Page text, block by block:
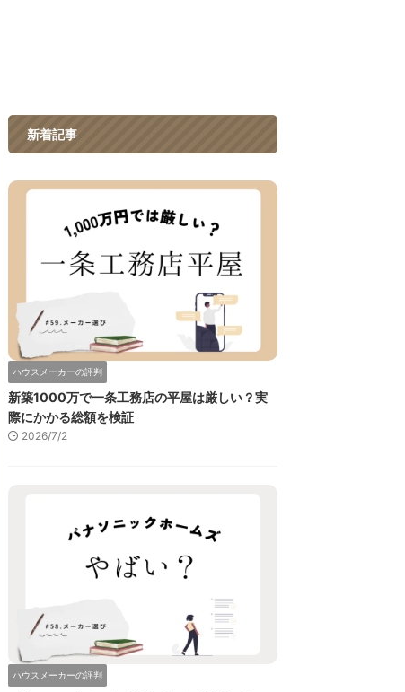
新着記事
ハウスメーカーの評判
新築1000万で一条工務店の平屋は厳しい？実
際にかかる総額を検証
2026/7/2
ハウスメーカーの評判